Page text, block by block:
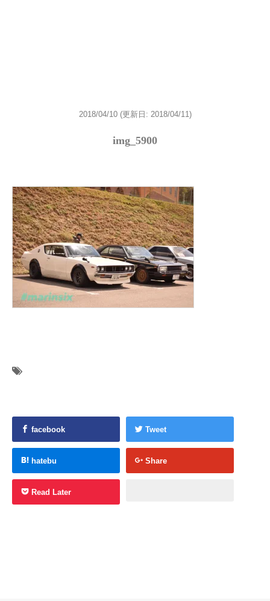
2018/04/10 (更新日: 2018/04/11)
img_5900
facebook Tweet
hatebu Share
Read Later